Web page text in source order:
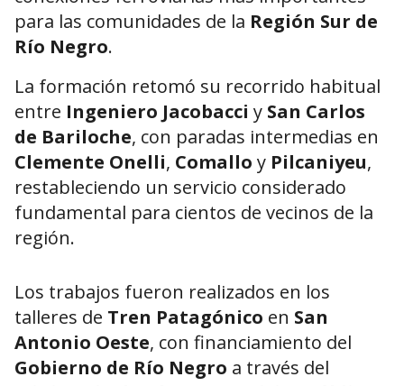
para las comunidades de la Región Sur de
Río Negro.
La formación retomó su recorrido habitual
entre Ingeniero Jacobacci y San Carlos
de Bariloche, con paradas intermedias en
Clemente Onelli, Comallo y Pilcaniyeu,
restableciendo un servicio considerado
fundamental para cientos de vecinos de la
región.
Los trabajos fueron realizados en los
talleres de Tren Patagónico en San
Antonio Oeste, con financiamiento del
Gobierno de Río Negro a través del